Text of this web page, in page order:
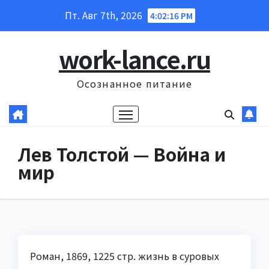
Пт. Авг 7th, 2026 4:02:17 PM
work-lance.ru
Осознанное питание
Лев Толстой — Война и
мир
Роман, 1869, 1225 стр. жизнь в суровых